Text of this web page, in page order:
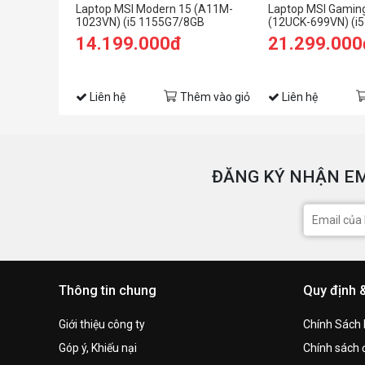
Laptop MSI Modern 15 (A11M-
1023VN) (i5 1155G7/8GB
RAM/512GB SSD/15.6 inch
FHD/Win11/ Vỏ nhôm/Xám)
14.199.000đ
Liên hệ Thêm vào giỏ
Laptop MSI
(12UCK-699VN)
RAM/512GB SSD/
4G/15.6 inch FHD
Liên hệ
ĐĂNG KÝ NHẬN
Thông tin chung
Giới thiệu công ty
Góp ý, Khiếu nại
Quy định
Chính Sách
Chính sách